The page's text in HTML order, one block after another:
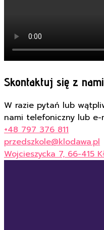
Skontaktuj się z
W razie pytań lub
nami telefoniczny lub e-
+48 797 376 811
przedszkole@klodawa.pl
Wojcieszycka 7, 66-415